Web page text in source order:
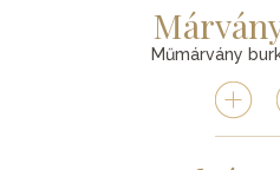
Műmárvány